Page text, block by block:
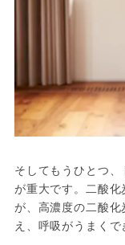
そしてもうひとつ
が重大です。二酸
が、高濃度の二酸
え、呼吸がうまくで